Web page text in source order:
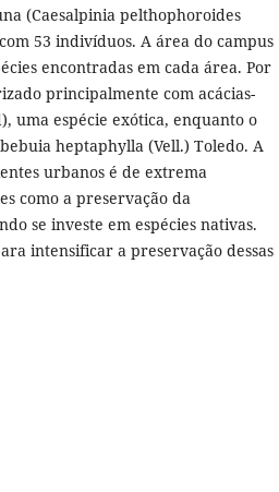
(Caesalpinia pelthophoroides
53 indivíduos. A área do campus
encontradas em cada área. Por
principalmente com acácias-
uma espécie exótica, enquanto o
heptaphylla (Vell.) Toledo. A
urbanos é de extrema
como a preservação da
se investe em espécies nativas.
intensificar a preservação dessas